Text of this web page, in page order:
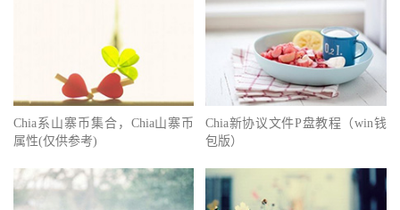
Chia系山寨币集合，Chia山寨币
属性(仅供参考)
Chia新协议文件P盘教程（win钱
包版）